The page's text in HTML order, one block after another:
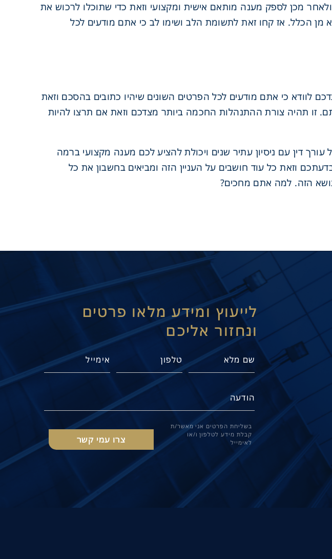
מכן לספק מענה מותאם אישית ומקצועי וזאת כדי שתוכלו לרכוש את
מן הכלל. אז קחו זאת לתשומת הלב ושימו לב כי אתם מודעים לכל
לוודא כי אתם מודעים לכל הפרטים השונים שיהיו כתובים בהסכם וזאת
זו תהיה צורת ההתנהלות החכמה ביותר מצדכם וזאת אם תרצו להיות
דין עם ניסיון עתיר שנים ויכולת להציע לכם מענה מקצועי ברמה
וזאת כל עוד חושבים על העניין הזה ומביאים בחשבון את כל
הזה. למה אתם מחכים?
לייעוץ ומידע מלאו פרטים
ונחזור אליכם
בשליחת הפרטים אני מאשר/ת
קבלת מידע לטלפון ו/או
לאימייל